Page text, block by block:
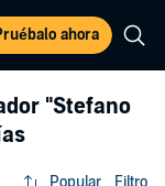
ahora
"Stefano
Popular Filtro